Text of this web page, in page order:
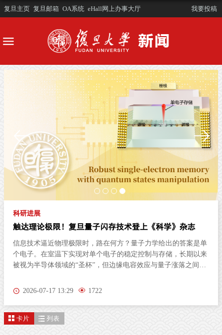
复旦主页 复旦邮箱 OA系统 eHall网上办事大厅 我要投稿
科研进展
触达理论极限！复旦量子闪存技术登上《科学》杂志
信息技术逼近物理极限时，路在何方？量子力学给出的答案是单
个电子。在室温下实现对单个电子的稳定控制与存储，长期以来
被视为半导体领域的“圣杯”，但边缘电容效应与量子涨落之间的
日凌晨，复旦大学集成芯片与系统全国重点实验室集成电路与微
构建出共面的漏极-沟道-源极“归壹”结构，首次在室温（27℃）
2026-07-17 13:29 1722
卡片 列表